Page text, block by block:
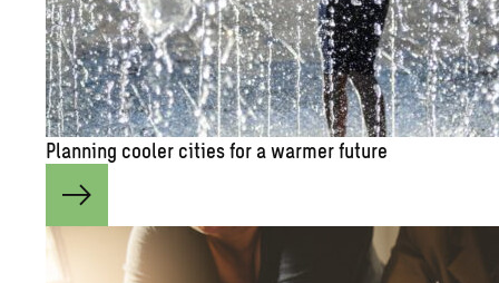
Plan­ning cooler cities for a warmer fu­ture